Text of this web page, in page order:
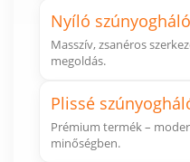
Nyíló
Masszív, zsanéros
megoldás.
Plissé
Prémium termék –
minőségben.